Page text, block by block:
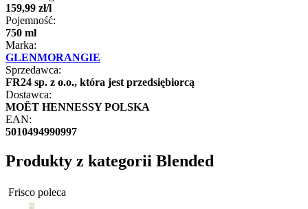
159,99 zł/l
Pojemność:
750 ml
Marka:
GLENMORANGIE
Sprzedawca:
FR24 sp. z o.o., która jest przedsiębiorcą
Dostawca:
MOËT HENNESSY POLSKA
EAN:
5010494990997
Produkty z kategorii Blended
Frisco poleca